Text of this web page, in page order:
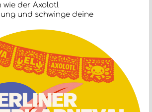
wie der Axolotl
und schwinge deine